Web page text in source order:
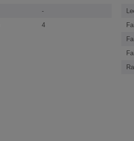
-
4